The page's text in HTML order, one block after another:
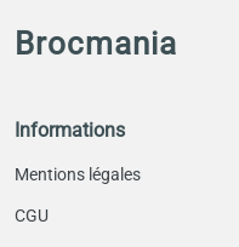
Brocmania
Informations
Mentions légales
CGU